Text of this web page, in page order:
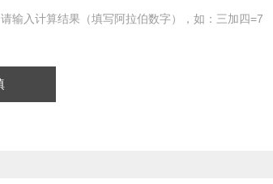
请输入计算结果（填写阿拉伯数字），如：三加四=7